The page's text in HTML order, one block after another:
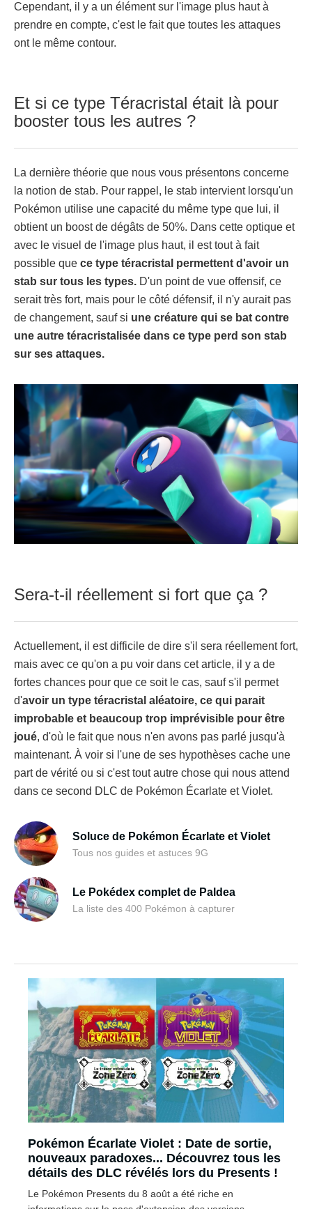
Cependant, il y a un élément sur l'image plus haut à
prendre en compte, c'est le fait que toutes les attaques
ont le même contour.
Et si ce type Téracristal était là pour
booster tous les autres ?
La dernière théorie que nous vous présentons concerne
la notion de stab. Pour rappel, le stab intervient lorsqu'un
Pokémon utilise une capacité du même type que lui, il
obtient un boost de dégâts de 50%. Dans cette optique et
avec le visuel de l'image plus haut, il est tout à fait
possible que ce type téracristal permettent d'avoir un
stab sur tous les types. D'un point de vue offensif, ce
serait très fort, mais pour le côté défensif, il n'y aurait pas
de changement, sauf si une créature qui se bat contre
une autre téracristalisée dans ce type perd son stab
sur ses attaques.
Sera-t-il réellement si fort que ça ?
Actuellement, il est difficile de dire s'il sera réellement fort,
mais avec ce qu'on a pu voir dans cet article, il y a de
fortes chances pour que ce soit le cas, sauf s'il permet
d'avoir un type téracristal aléatoire, ce qui parait
improbable et beaucoup trop imprévisible pour être
joué, d'où le fait que nous n'en avons pas parlé jusqu'à
maintenant. À voir si l'une de ses hypothèses cache une
part de vérité ou si c'est tout autre chose qui nous attend
dans ce second DLC de Pokémon Écarlate et Violet.
Soluce de Pokémon Écarlate et Violet
Tous nos guides et astuces 9G
Le Pokédex complet de Paldea
La liste des 400 Pokémon à capturer
Pokémon Écarlate Violet : Date de sortie,
nouveaux paradoxes... Découvrez tous les
détails des DLC révélés lors du Presents !
Le Pokémon Presents du 8 août a été riche en